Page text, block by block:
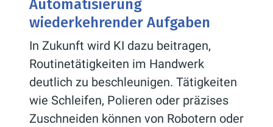
Automatisierung
wiederkehrender Aufgaben
In Zukunft wird KI dazu beitragen,
Routinetätigkeiten im Handwerk
deutlich zu beschleunigen. Tätigkeiten
wie Schleifen, Polieren oder präzises
Zuschneiden können von Robotern oder